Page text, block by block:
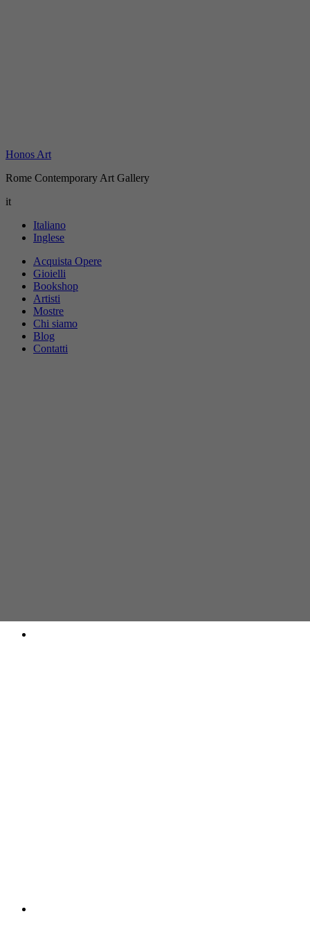
Honos Art
Rome Contemporary Art Gallery
it
Italiano
Inglese
Acquista Opere
Gioielli
Bookshop
Artisti
Mostre
Chi siamo
Blog
Contatti